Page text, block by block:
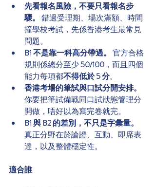
先看報名風險，不要只看報名步
驟。 錯過受理期、場次滿額、時間
撞學校考試，先係香港考生最常見
問題。
B1 不是靠一科高分帶過。 官方合格
規則係總分至少 50/100 ，而且四個
能力每項都不得低於 5 分。
香港考場的筆試與口試分開安排。
你要把筆試備戰同口試狀態管理分
開做，唔好以為寫完卷就完。
B1 與 B2 的差別，不只是字彙量。
真正分野在於論證、互動、即席表
達，以及整體穩定性。
適合誰